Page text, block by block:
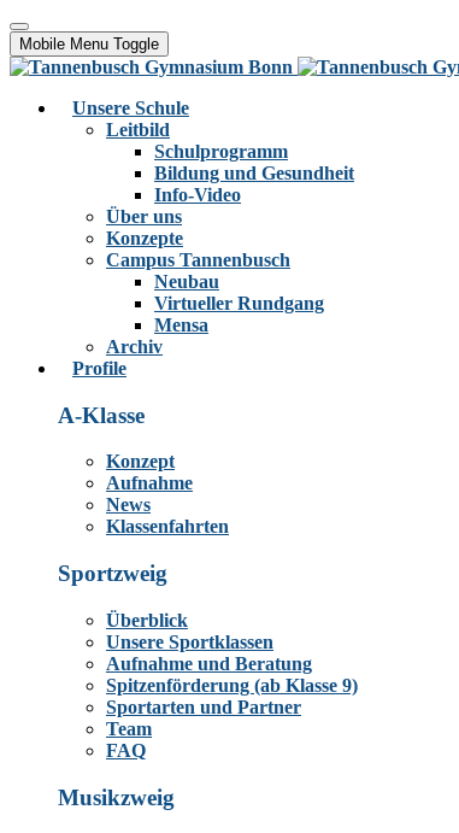
Mobile Menu Toggle
Unsere Schule
Leitbild
Schulprogramm
Bildung und Gesundheit
Info-Video
Über uns
Konzepte
Campus Tannenbusch
Neubau
Virtueller Rundgang
Mensa
Archiv
Profile
A-Klasse
Konzept
Aufnahme
News
Klassenfahrten
Sportzweig
Überblick
Unsere Sportklassen
Aufnahme und Beratung
Spitzenförderung (ab Klasse 9)
Sportarten und Partner
Team
FAQ
Musikzweig